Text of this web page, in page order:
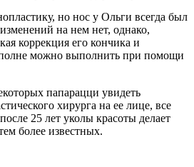
но нос у Ольги всегда был
на нем нет, однако,
коррекция его кончика и
можно выполнить при помощи
папарацци увидеть
хирурга на ее лице, все
25 лет уколы красоты делает
более известных.